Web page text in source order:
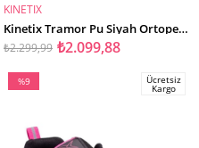
SEPETE EKLE
KINETIX
Kinetix Tramor Pu Siyah Ortopedik Günlük Erkek Spor Ayakkabı
₺2.099,88
₺2.299,99
%9
Ücretsiz
Kargo